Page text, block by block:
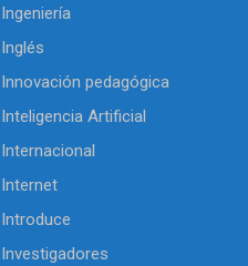
Ingeniería
Inglés
Innovación pedagógica
Inteligencia Artificial
Internacional
Internet
Introduce
Investigadores